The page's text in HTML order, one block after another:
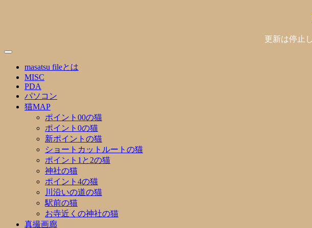
更新は停止
masatsu fileとは
MISC
PDA
パソコン
猫MAP
ポイント00の猫
ポイント0の猫
新ポイントの猫
ショートカットルートの猫
ポイント1と2の猫
神社の猫
ポイント4の猫
川沿いの道の猫
駅前の猫
お寺近くの神社の猫
真撮画廊